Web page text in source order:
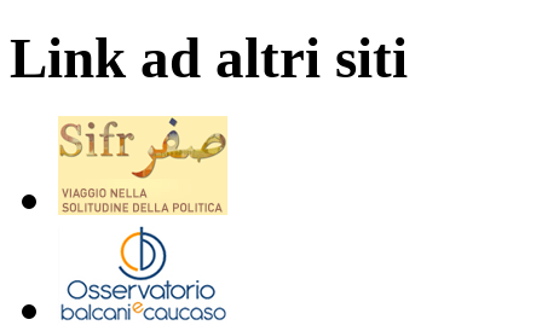
Link ad altri siti